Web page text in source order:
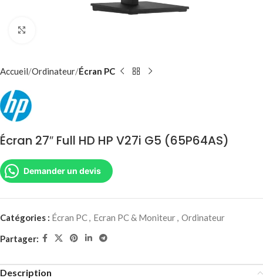
Accueil Ordinateur Écran PC
Écran 27″ Full HD HP V27i G5 (65P64AS)
Demander un devis
Catégories : Écran PC, Ecran PC & Moniteur, Ordinateur
Partager:
Description